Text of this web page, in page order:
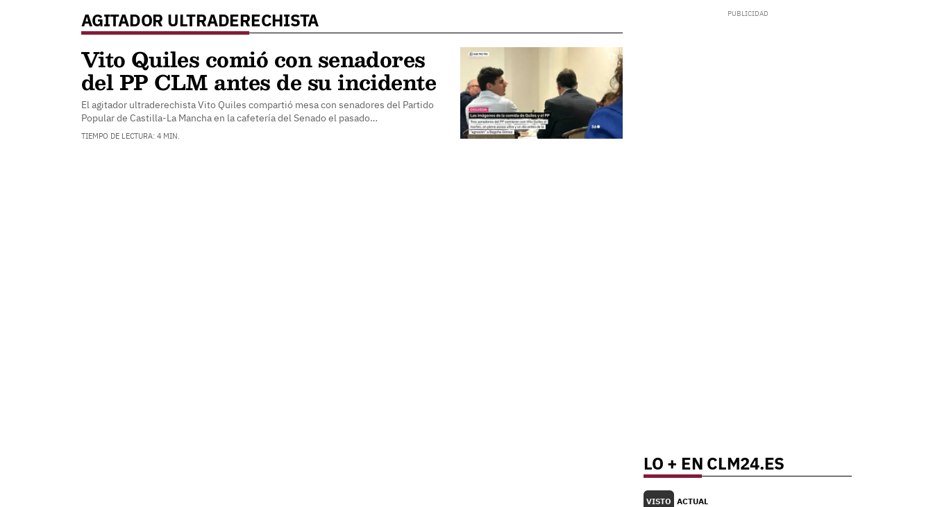
AGITADOR ULTRADERECHISTA
Vito Quiles comió con senadores
del PP CLM antes de su incidente
El agitador ultraderechista Vito Quiles compartió mesa con senadores del Partido
Popular de Castilla-La Mancha en la cafetería del Senado el pasado…
TIEMPO DE LECTURA: 4 MIN.
LO + EN CLM24.ES
VISTO ACTUAL